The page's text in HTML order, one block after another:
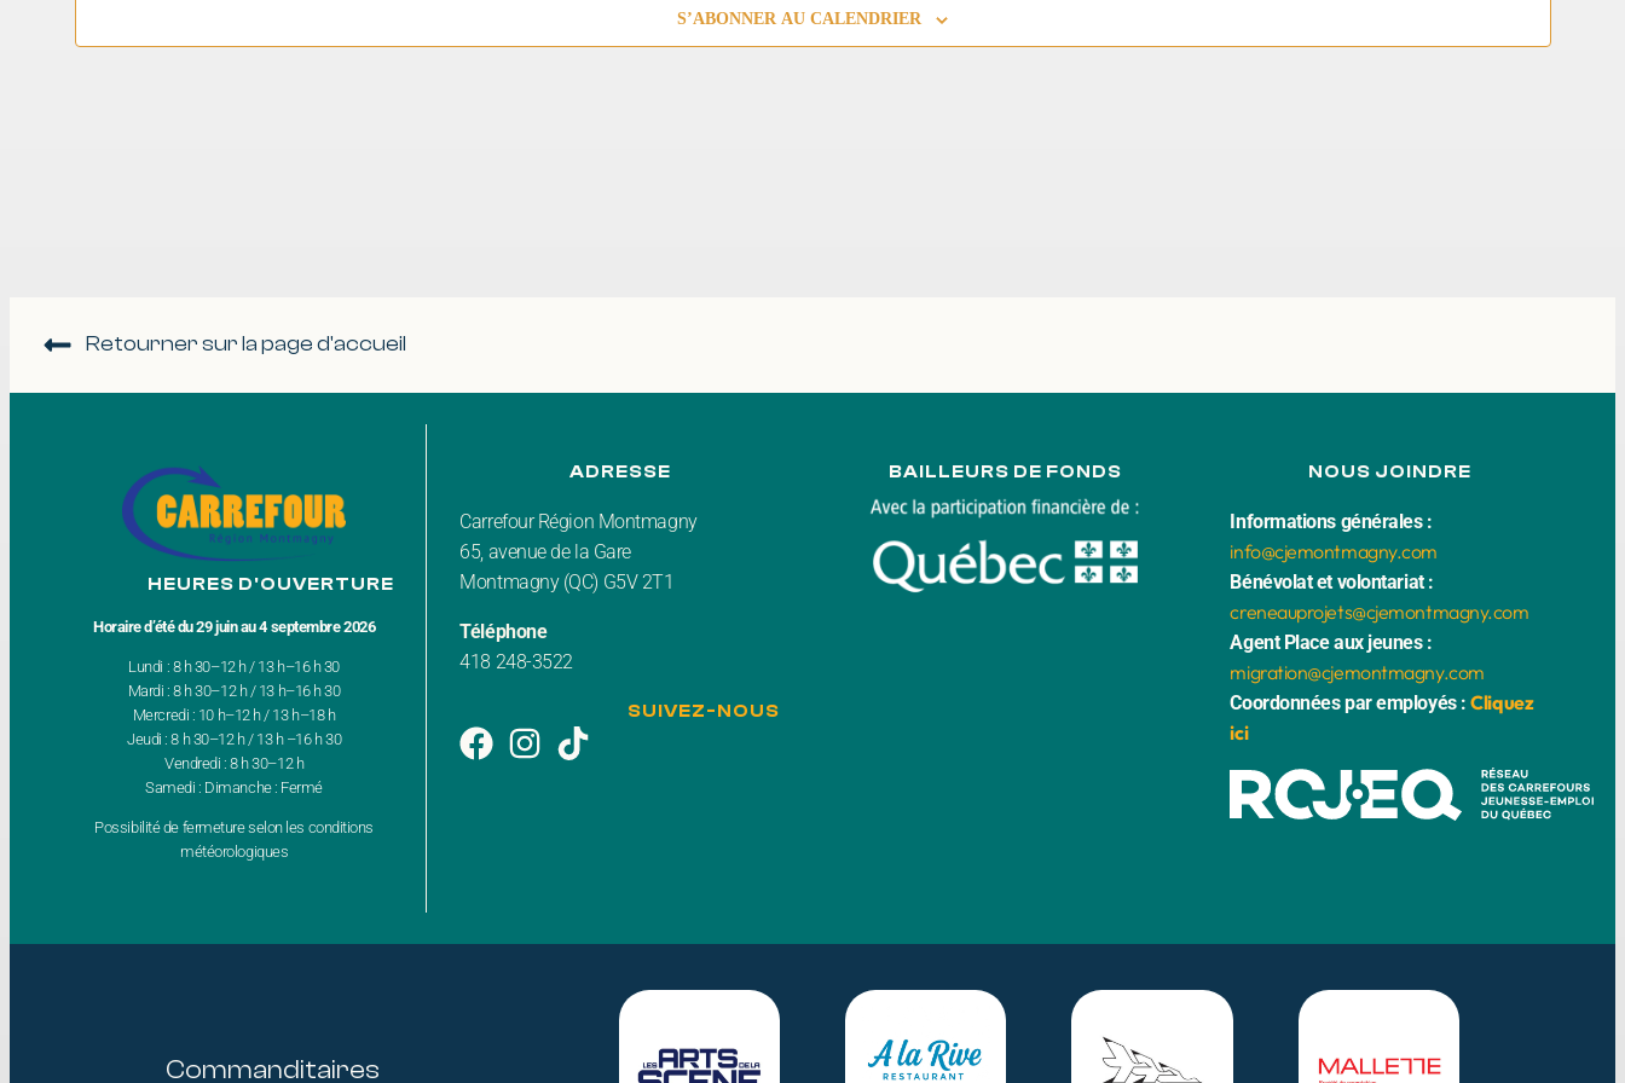
DE
S’ABONNER AU CALENDRIER
Retourner sur la page d'accueil
HEURES D'OUVERTURE
Horaire d’été du 29 juin au 4 septembre 2026
Lundi : 8 h 30–12 h / 13 h–16 h 30
Mardi : 8 h 30–12 h / 13 h–16 h 30
Mercredi : 10 h–12 h / 13 h–18 h
Jeudi : 8 h 30–12 h / 13 h –16 h 30
Vendredi : 8 h 30–12 h
Samedi : Dimanche : Fermé
Possibilité de fermeture selon les conditions
météorologiques
Carrefour Région Montmagny
65, avenue de la Gare
Montmagny (QC) G5V 2T1
Téléphone
418 248-3522
SUIVEZ-NOUS
ADRESSE BAILLEURS DE FONDS
Informations générales :
info@cjemontmagny.com
Bénévolat et volontariat :
creneauprojets@cjemontmagny.com
Agent Place aux jeunes :
migration@cjemontmagny.com
Coordonnées par employés : Cliquez
ici
NOUS JOINDRE
Commanditaires